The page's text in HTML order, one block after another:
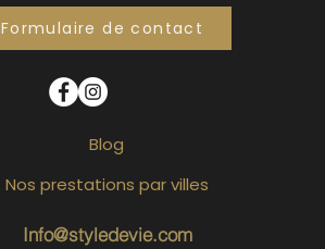
Formulaire de contact
Blog
Info@styledevie.com
Nos prestations par villes